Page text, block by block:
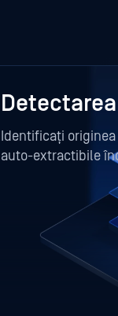
Identificați
auto-extractibile
digitale și a